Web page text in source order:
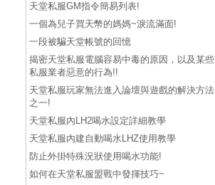
天堂私服GM指令簡易列表!
一個為兒子買天幣的媽媽~淚流滿面!
一段被騙天堂帳號的回憶
揭密天堂私服電腦容易中毒的原因，以及某些
私服業者惡意的行為!!
天堂私服玩家無法進入論壇與遊戲的解決方法
之一!
天堂私服內LH2喝水設定詳細教學
天堂私服內建自動喝水LHZ使用教學
防止外掛特殊況狀使用喝水功能!
如何在天堂私服盟戰中發揮技巧~